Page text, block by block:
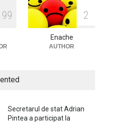
Cum să-ți protejezi culturile
de legume cu serele de la
Micul Fermier?
decembrie 29, 2025
99 2
Enache
AUTHOR
Secretarul de stat Adrian
Pintea a participat la